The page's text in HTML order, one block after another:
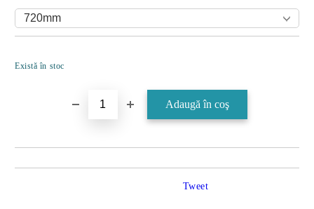
Există în stoc
Tweet